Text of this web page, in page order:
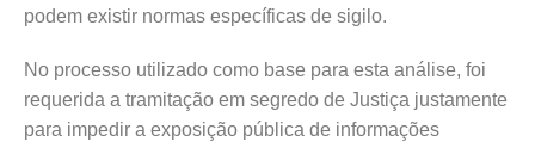
podem existir normas específicas de sigilo.
No processo utilizado como base para esta análise, foi
requerida a tramitação em segredo de Justiça justamente
para impedir a exposição pública de informações